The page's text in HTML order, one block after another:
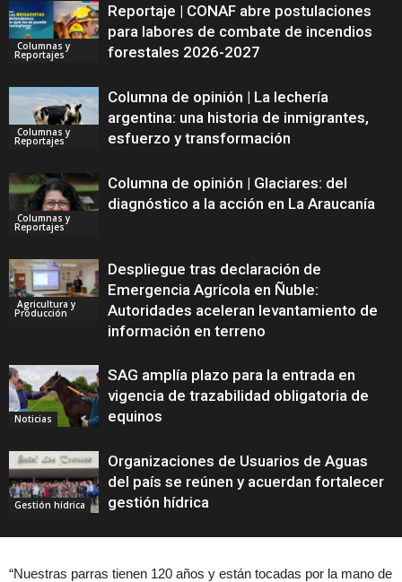
Columnas y
Reportajes
Reportaje | CONAF abre postulaciones
para labores de combate de incendios
forestales 2026-2027
Columnas y
Reportajes
Columna de opinión | La lechería
argentina: una historia de inmigrantes,
esfuerzo y transformación
Columnas y
Reportajes
Columna de opinión | Glaciares: del
diagnóstico a la acción en La Araucanía
Agricultura y
Producción
Despliegue tras declaración de
Emergencia Agrícola en Ñuble:
Autoridades aceleran levantamiento de
información en terreno
Noticias
SAG amplía plazo para la entrada en
vigencia de trazabilidad obligatoria de
equinos
Gestión hídrica
Organizaciones de Usuarios de Aguas
del país se reúnen y acuerdan fortalecer
gestión hídrica
“Nuestras parras tienen 120 años y están tocadas por la mano de